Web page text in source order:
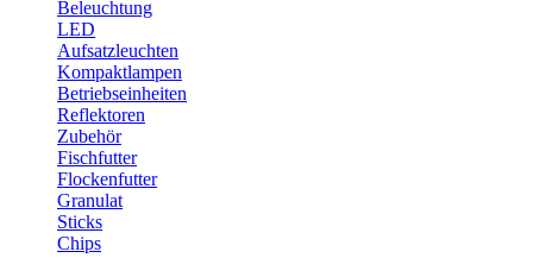
Beleuchtung
LED
Aufsatzleuchten
Kompaktlampen
Betriebseinheiten
Reflektoren
Zubehör
Fischfutter
Flockenfutter
Granulat
Sticks
Chips